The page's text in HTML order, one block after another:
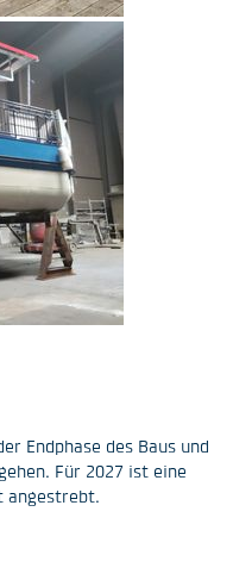
Endphase des Baus und
Für 2027 ist eine
angestrebt.